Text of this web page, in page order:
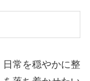
常を穏やかに整